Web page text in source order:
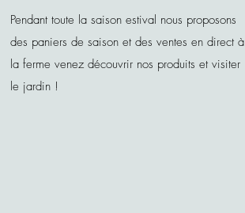
Pendant toute la saison estival nous proposons
des paniers de saison et des ventes en direct à
la ferme venez découvrir nos produits et visiter
le jardin !